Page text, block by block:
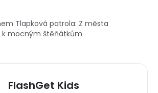
Tlapková patrola: Z města
k mocným štěňátkům
FlashGet Kids